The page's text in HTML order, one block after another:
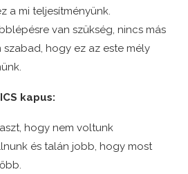
a mi teljesítményünk.
van szükség, nincs más
szabad, hogy ez az este mély
kapus:
hogy nem voltunk
és talán jobb, hogy most